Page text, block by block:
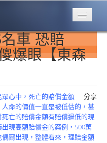
車 恐賠
爆眼【東森
分享
心中，死亡的賠償金額
命的價值一直是被低估的，甚
亡的賠償金額有賠償過低的現
現高額賠償金的案例，500萬
爾出現，整體看來，理賠金額